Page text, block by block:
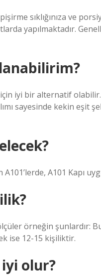
sıklığınıza ve
yapılmaktadır.
iyi bir alternatif olabilir.
sayesinde kekin
A101 Kapı
örneğin şunlardır:
ise 12-15 kişiliktir.
olur?